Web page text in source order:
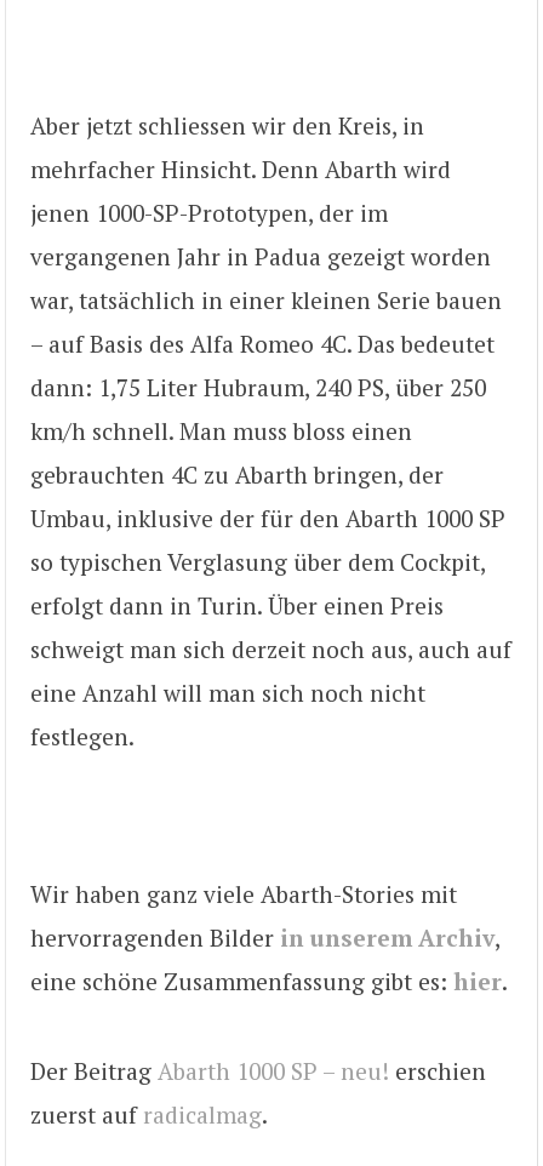
Aber jetzt schliessen wir den Kreis, in
mehrfacher Hinsicht. Denn Abarth wird
jenen 1000-SP-Prototypen, der im
vergangenen Jahr in Padua gezeigt worden
war, tatsächlich in einer kleinen Serie bauen
– auf Basis des Alfa Romeo 4C. Das bedeutet
dann: 1,75 Liter Hubraum, 240 PS, über 250
km/h schnell. Man muss bloss einen
gebrauchten 4C zu Abarth bringen, der
Umbau, inklusive der für den Abarth 1000 SP
so typischen Verglasung über dem Cockpit,
erfolgt dann in Turin. Über einen Preis
schweigt man sich derzeit noch aus, auch auf
eine Anzahl will man sich noch nicht
festlegen.
Wir haben ganz viele Abarth-Stories mit
hervorragenden Bilder in unserem Archiv,
eine schöne Zusammenfassung gibt es: hier.
Der Beitrag Abarth 1000 SP – neu! erschien
zuerst auf radicalmag.